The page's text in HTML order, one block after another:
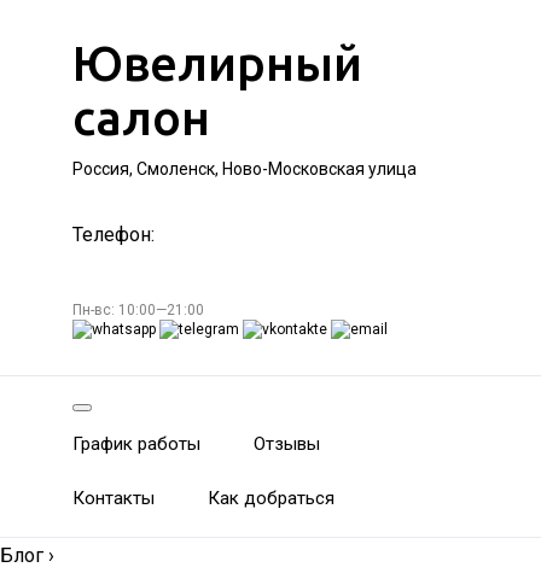
Ювелирный
салон
Россия, Смоленск, Ново-Московская улица
Телефон:
Пн-вс: 10:00—21:00
График работы Отзывы
Контакты Как добраться
Блог ›